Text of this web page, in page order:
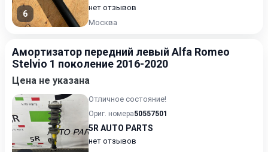
6
нет отзывов
Москва
Амортизатор передний левый Alfa Romeo
Stelvio 1 поколение 2016-2020
Цена не указана
Отличное состояние!
Ориг. номера50557501
5R AUTO PARTS
нет отзывов